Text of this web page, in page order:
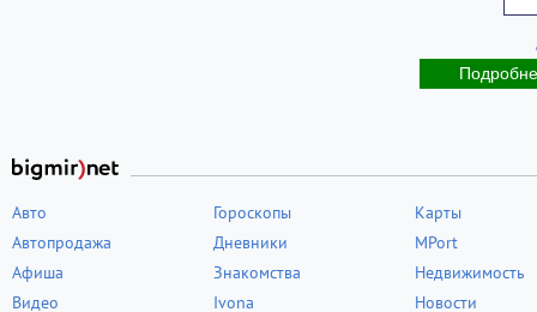
Авто
Автопродажа
Афиша
Видео
Гороскопы
Дневники
Знакомства
Ivona
Карты
MPort
Недвижимость
Новости